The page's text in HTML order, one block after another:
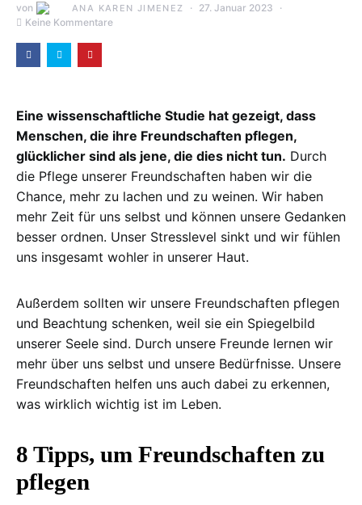
von ANA KAREN JIMENEZ
27. Januar 2023
Keine Kommentare
Eine wissenschaftliche Studie hat gezeigt, dass
Menschen, die ihre Freundschaften pflegen,
glücklicher sind als jene, die dies nicht tun. Durch
die Pflege unserer Freundschaften haben wir die
Chance, mehr zu lachen und zu weinen. Wir haben
mehr Zeit für uns selbst und können unsere Gedanken
besser ordnen. Unser Stresslevel sinkt und wir fühlen
uns insgesamt wohler in unserer Haut.
Außerdem sollten wir unsere Freundschaften pflegen
und Beachtung schenken, weil sie ein Spiegelbild
unserer Seele sind. Durch unsere Freunde lernen wir
mehr über uns selbst und unsere Bedürfnisse. Unsere
Freundschaften helfen uns auch dabei zu erkennen,
was wirklich wichtig ist im Leben.
8 Tipps, um Freundschaften zu
pflegen